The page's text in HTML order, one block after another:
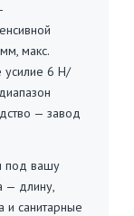
макс.
усилие 6 Н/
— завод
под вашу
— длину,
и санитарные